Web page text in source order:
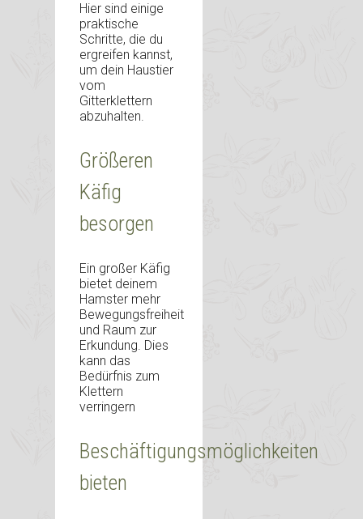
Hier sind einige
praktische
Schritte, die du
ergreifen kannst,
um dein Haustier
vom
Gitterklettern
abzuhalten.
Größeren
Käfig
besorgen
Ein großer Käfig
bietet deinem
Hamster mehr
Bewegungsfreiheit
und Raum zur
Erkundung. Dies
kann das
Bedürfnis zum
Klettern
verringern
Beschäftigungsmöglichkeiten
bieten